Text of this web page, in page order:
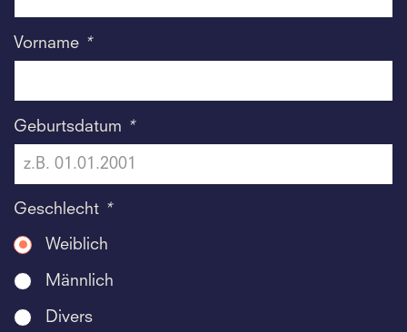
Vorname *
Geburtsdatum *
Geschlecht *
Weiblich
Männlich
Divers